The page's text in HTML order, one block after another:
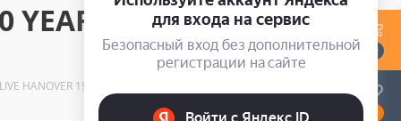
JAZZ EDITION
HANOVER 1958 (3LP)
0
0